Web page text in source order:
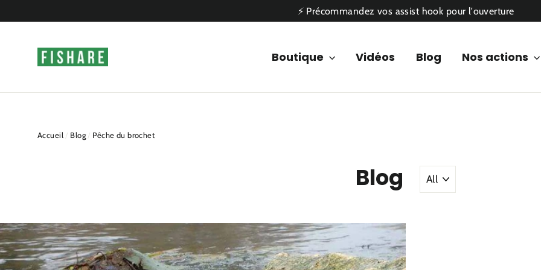
au
⚡ Précommandez vos assist hook pour l'ouverture
Boutique Vidéos Blog Nos actions
Accueil / Blog / Pêche du brochet
Blog